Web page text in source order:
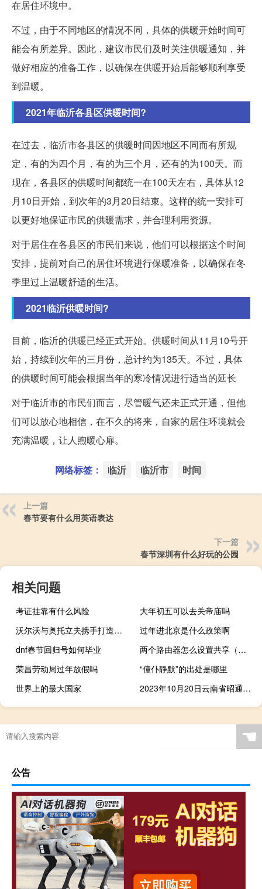
在居住环境中。
不过，由于不同地区的情况不同，具体的供暖开始时间可
能会有所差异。因此，建议市民们及时关注供暖通知，并
做好相应的准备工作，以确保在供暖开始后能够顺利享受
到温暖。
2021年临沂各县区供暖时间?
在过去，临沂市各县区的供暖时间因地区不同而有所规
定，有的为四个月，有的为三个月，还有的为100天。而
现在，各县区的供暖时间都统一在100天左右，具体从12
月10日开始，到次年的3月20日结束。这样的统一安排可
以更好地保证市民的供暖需求，并合理利用资源。
对于居住在各县区的市民们来说，他们可以根据这个时间
安排，提前对自己的居住环境进行保暖准备，以确保在冬
季里过上温暖舒适的生活。
2021临沂供暖时间?
目前，临沂的供暖已经正式开始。供暖时间从11月10号开
始，持续到次年的三月份，总计约为135天。不过，具体
的供暖时间可能会根据当年的寒冷情况进行适当的延长
对于临沂市的市民们而言，尽管暖气还未正式开通，但他
们可以放心地相信，在不久的将来，自家的居住环境就会
充满温暖，让人煦暖心扉。
网络标签： 临沂 临沂市 时间
上一篇
春节要有什么用英语表达
下一篇
春节深圳有什么好玩的公园
相关问题
考证挂靠有什么风险
大年初五可以去关帝庙吗
沃尔沃与奥托立夫携手打造自主技术
过年进北京是什么政策啊
dnf春节回归号如何毕业
两个路由器怎么设置共享（两个路由器怎么设置）
荣昌劳动局过年放假吗
“僮仆静默”的出处是哪里
世界上的最大国家
2023年10月20日云南省昭通市疫情大数据-今日/今天疫情全网搜索最新实时消息动态情况通知播报
☚
公告